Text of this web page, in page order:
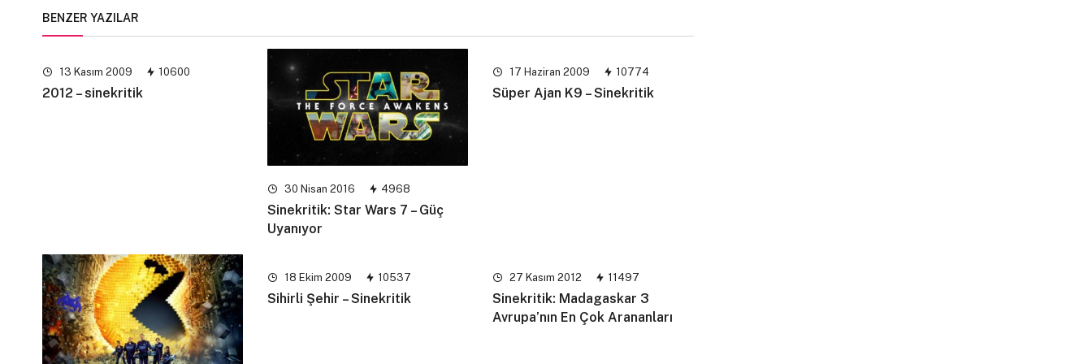
BENZER YAZILAR
13 Kasım 2009 10600
2012 – sinekritik
30 Nisan 2016 4968
Sinekritik: Star Wars 7 – Güç
Uyanıyor
17 Haziran 2009 10774
Süper Ajan K9 – Sinekritik
18 Ekim 2009 10537
Sihirli Şehir – Sinekritik
27 Kasım 2012 11497
Sinekritik: Madagaskar 3
Avrupa’nın En Çok Arananları